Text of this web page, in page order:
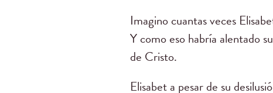
Imagino cuantas veces
Y como eso habría alentado
de Cristo.
Elisabet a pesar de su